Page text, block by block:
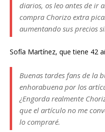
diarios, os leo antes de ir
compra Chorizo extra
aumentando sus precios
Sofía Martínez, que tiene 42
Buenas tardes fans de la
enhorabuena por los
¿Engorda realmente
que el artículo no me
lo compraré.